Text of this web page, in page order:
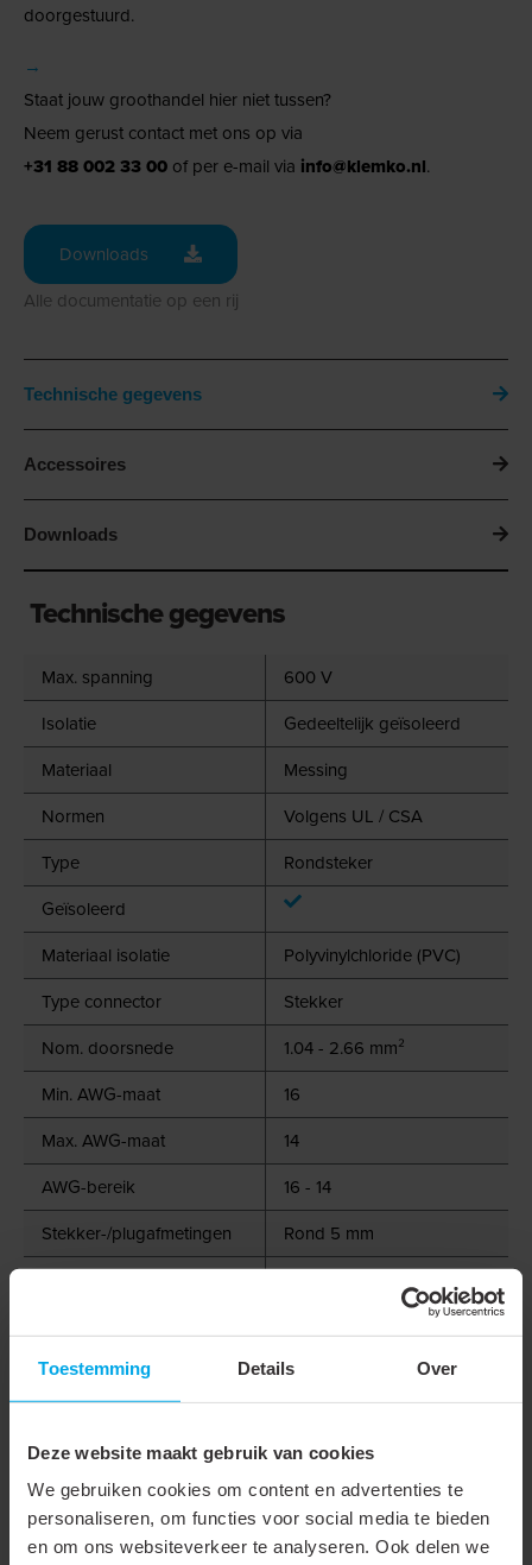
Toestemming Details Over
Deze website maakt gebruik van cookies
We gebruiken cookies om content en advertenties te
personaliseren, om functies voor social media te bieden
en om ons websiteverkeer te analyseren. Ook delen we
doorgestuurd.
→
Staat jouw groothandel hier niet tussen?
Neem gerust contact met ons op via
+31 88 002 33 00 of per e-mail via info@klemko.nl.
Downloads
Alle documentatie op een rij
Technische gegevens
Accessoires
Downloads
Technische gegevens
Max. spanning
600 V
Isolatie
Gedeeltelijk geïsoleerd
Materiaal
Messing
Normen
Volgens UL / CSA
Type
Rondsteker
Geïsoleerd
Materiaal isolatie
Polyvinylchloride (PVC)
Type connector
Stekker
Nom. doorsnede
1.04 - 2.66 mm²
Min. AWG-maat
16
Max. AWG-maat
14
AWG-bereik
16 - 14
Stekker-/plugafmetingen
Rond 5 mm
Max. stroom (Imax)
15 A
Micro uitvoering
Transparant
Lengte (L)
21 mm